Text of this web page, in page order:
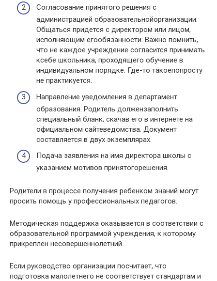
Согласование принятого решения с
администрацией образовательнойорганизации.
Общаться придется с директором или лицом,
исполняющим егообязанности. Важно помнить,
что не каждое учреждение согласится принимать
ксебе школьника, проходящего обучение в
индивидуальном порядке. Где-то такоепопросту
не практикуется.
Направление уведомления в департамент
образования. Родитель должензаполнить
специальный бланк, скачав его в интернете на
официальном сайтеведомства. Документ
составляется в двух экземплярах.
Подача заявления на имя директора школы с
указанием мотивов принятогорешения.
Родители в процессе получения ребенком знаний могут
просить помощь у профессиональных педагогов.
Методическая поддержка оказывается в соответствии с
образовательной программой учреждения, к которому
прикреплен несовершеннолетний.
Если руководство организации посчитает, что
подготовка малолетнего не соответствует стандартам и